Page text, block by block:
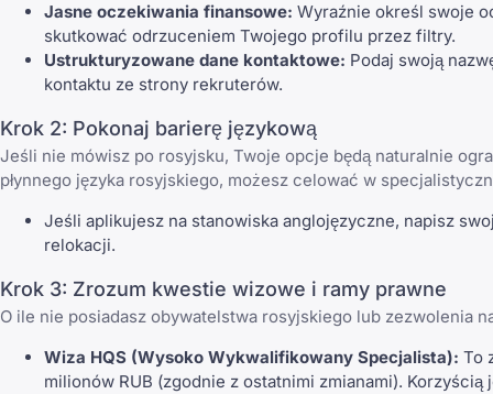
Jasne oczekiwania finansowe: Wyraźnie określ swoje
skutkować odrzuceniem Twojego profilu przez filtry.
Ustrukturyzowane dane kontaktowe: Podaj swoją
kontaktu ze strony rekruterów.
Krok 2: Pokonaj barierę językową
Jeśli nie mówisz po rosyjsku, Twoje opcje będą naturalnie
płynnego języka rosyjskiego, możesz celować w
Jeśli aplikujesz na stanowiska anglojęzyczne, napisz
relokacji.
Krok 3: Zrozum kwestie wizowe i ramy prawne
O ile nie posiadasz obywatelstwa rosyjskiego lub zezwolenia
Wiza HQS (Wysoko Wykwalifikowany Specjalista): To
milionów RUB (zgodnie z ostatnimi zmianami).